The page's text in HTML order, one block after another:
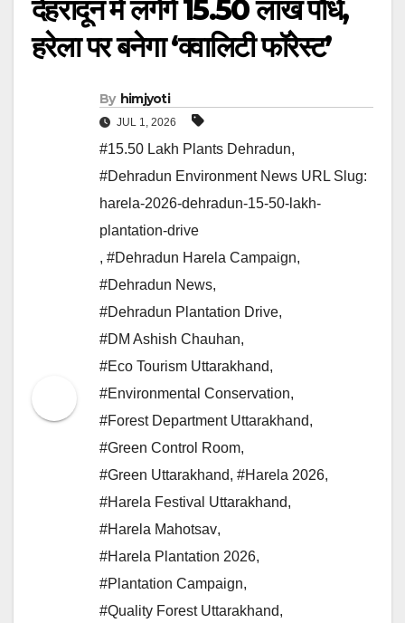
देहरादून में लगेंगे 15.50 लाख पौधे,
हरेला पर बनेगा ‘क्वालिटी फॉरेस्ट’
By himjyoti
JUL 1, 2026
#15.50 Lakh Plants Dehradun,
#Dehradun Environment News URL Slug:
harela-2026-dehradun-15-50-lakh-
plantation-drive
, #Dehradun Harela Campaign,
#Dehradun News,
#Dehradun Plantation Drive,
#DM Ashish Chauhan,
#Eco Tourism Uttarakhand,
#Environmental Conservation,
#Forest Department Uttarakhand,
#Green Control Room,
#Green Uttarakhand, #Harela 2026,
#Harela Festival Uttarakhand,
#Harela Mahotsav,
#Harela Plantation 2026,
#Plantation Campaign,
#Quality Forest Uttarakhand,